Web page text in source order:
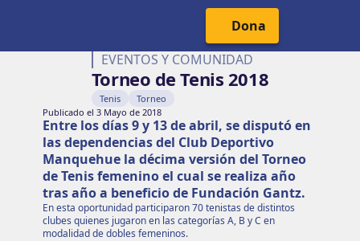
Cabecera del SitioDona
EVENTOS Y COMUNIDAD
Torneo de Tenis 2018
Tenis
Torneo
Publicado el 3 Mayo de 2018
Entre los días 9 y 13 de abril, se disputó en
las dependencias del Club Deportivo
Manquehue la décima versión del Torneo
de Tenis femenino el cual se realiza año
tras año a beneficio de Fundación Gantz.
En esta oportunidad participaron 70 tenistas de distintos
clubes quienes jugaron en las categorías A, B y C en
modalidad de dobles femeninos.